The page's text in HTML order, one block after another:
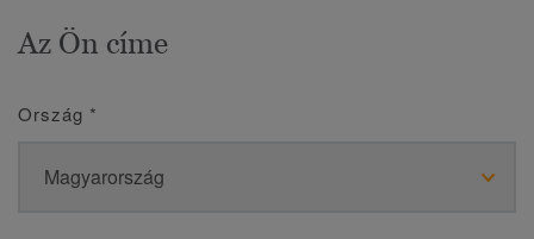
Az Ön címe
Ország *